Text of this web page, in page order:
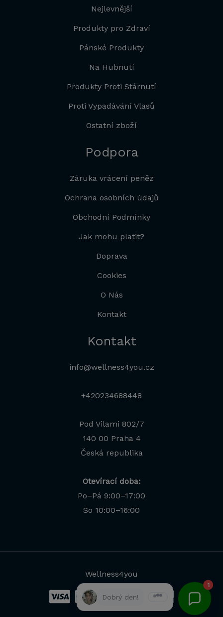
Nejlevnější
Produkty pro Zdraví
Pánské Produkty
Na Hubnutí
Produkty Proti Stárnutí
Proti Vypadávání Vlasů
Ostatní zboží
Podpora
Záruka vrácení peněz
Ochrana osobních údajů
Obchodní Podmínky
Jak mohu platit?
Doprava
Cookies
O Nás
Kontakt
Kontakt
info@wellness4you.cz
+420234688448
Pod Vilami 802/7
140 00 Praha 4
Česká republika
Otevírací doba:
Po–Pá 9:00–17:00
So 10:00–16:00
Wellness4you
1
Dobrý den!